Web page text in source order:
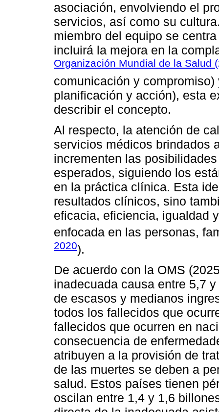
asociación, envolviendo el
servicios, así como su
miembro del equipo se
incluirá la mejora en la
Organización Mundial de la Salud
comunicación y
planificación y acción), esta
describir el concepto.
Al respecto, la atención de
servicios médicos brindados
incrementen las
esperados, siguiendo los
en la práctica clínica. Esta
resultados clínicos, sino
eficacia, eficiencia, igualdad
enfocada en las personas,
2020).
De acuerdo con la OMS
inadecuada causa entre 5,7
de escasos y medianos
todos los fallecidos que
fallecidos que ocurren en
consecuencia de
atribuyen a la provisión de
de las muertes se deben a
salud. Estos países tienen
oscilan entre 1,4 y 1,6